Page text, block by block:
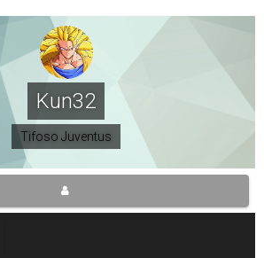
Kun32
Tifoso Juventus